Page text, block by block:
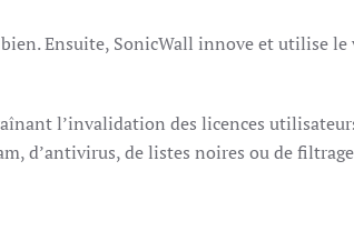
Ensuite, SonicWall innove et utilise
l’invalidation des licences
d’antivirus, de listes noires ou de